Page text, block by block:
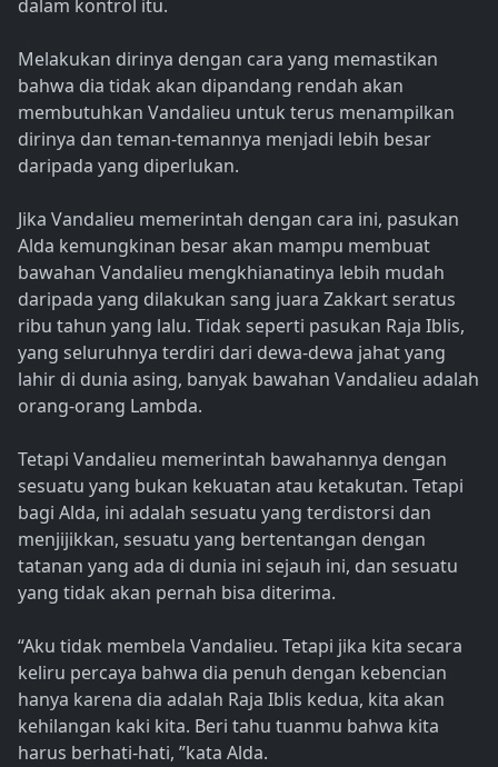
dalam kontrol itu.
Melakukan dirinya dengan cara yang memastikan
bahwa dia tidak akan dipandang rendah akan
membutuhkan Vandalieu untuk terus menampilkan
dirinya dan teman-temannya menjadi lebih besar
daripada yang diperlukan.
Jika Vandalieu memerintah dengan cara ini, pasukan
Alda kemungkinan besar akan mampu membuat
bawahan Vandalieu mengkhianatinya lebih mudah
daripada yang dilakukan sang juara Zakkart seratus
ribu tahun yang lalu. Tidak seperti pasukan Raja Iblis,
yang seluruhnya terdiri dari dewa-dewa jahat yang
lahir di dunia asing, banyak bawahan Vandalieu adalah
orang-orang Lambda.
Tetapi Vandalieu memerintah bawahannya dengan
sesuatu yang bukan kekuatan atau ketakutan. Tetapi
bagi Alda, ini adalah sesuatu yang terdistorsi dan
menjijikkan, sesuatu yang bertentangan dengan
tatanan yang ada di dunia ini sejauh ini, dan sesuatu
yang tidak akan pernah bisa diterima.
“Aku tidak membela Vandalieu. Tetapi jika kita secara
keliru percaya bahwa dia penuh dengan kebencian
hanya karena dia adalah Raja Iblis kedua, kita akan
kehilangan kaki kita. Beri tahu tuanmu bahwa kita
harus berhati-hati, ”kata Alda.